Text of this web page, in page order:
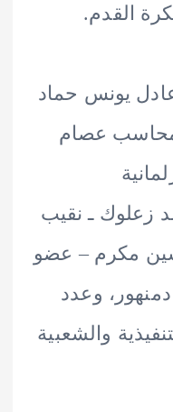
حماد
عصام
ـ نقيب
– عضو
وعدد